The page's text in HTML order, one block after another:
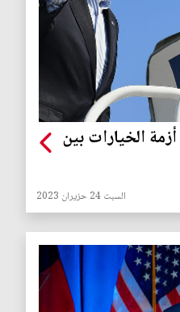
الخيارات بين
السبت 24 حزيران 2023